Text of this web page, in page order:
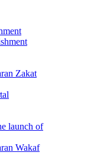
Zakat
launch of
Wakaf